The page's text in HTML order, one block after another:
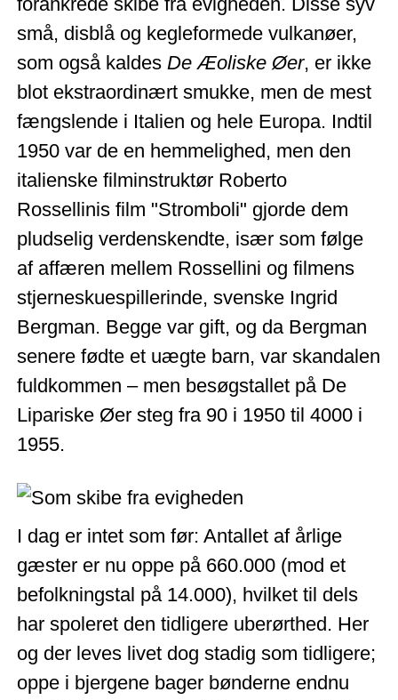
små, disblå og kegleformede vulkanøer,
som også kaldes De Æoliske Øer, er ikke
blot ekstraordinært smukke, men de mest
fængslende i Italien og hele Europa. Indtil
1950 var de en hemmelighed, men den
italienske filminstruktør Roberto
Rossellinis film "Stromboli" gjorde dem
pludselig verdenskendte, især som følge
af affæren mellem Rossellini og filmens
stjerneskuespillerinde, svenske Ingrid
Bergman. Begge var gift, og da Bergman
senere fødte et uægte barn, var skandalen
fuldkommen – men besøgstallet på De
Lipariske Øer steg fra 90 i 1950 til 4000 i
1955.
I dag er intet som før: Antallet af årlige
gæster er nu oppe på 660.000 (mod et
befolkningstal på 14.000), hvilket til dels
har spoleret den tidligere uberørthed. Her
og der leves livet dog stadig som tidligere;
oppe i bjergene bager bønderne endnu